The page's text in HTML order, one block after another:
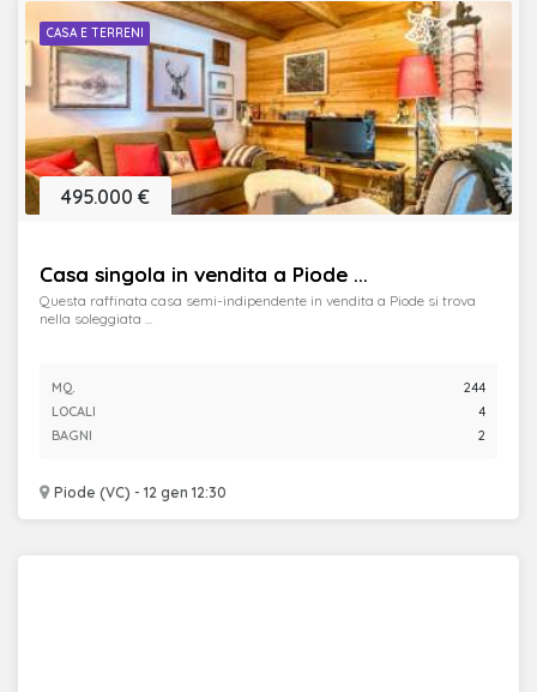
CASA E TERRENI
Casa singola in vendita a Piode ...
Piode (VC) - 12 gen 12:30
495.000 €
Questa raffinata casa semi-indipendente in vendita a Piode si trova
nella soleggiata ...
MQ.
244
LOCALI
4
BAGNI
2